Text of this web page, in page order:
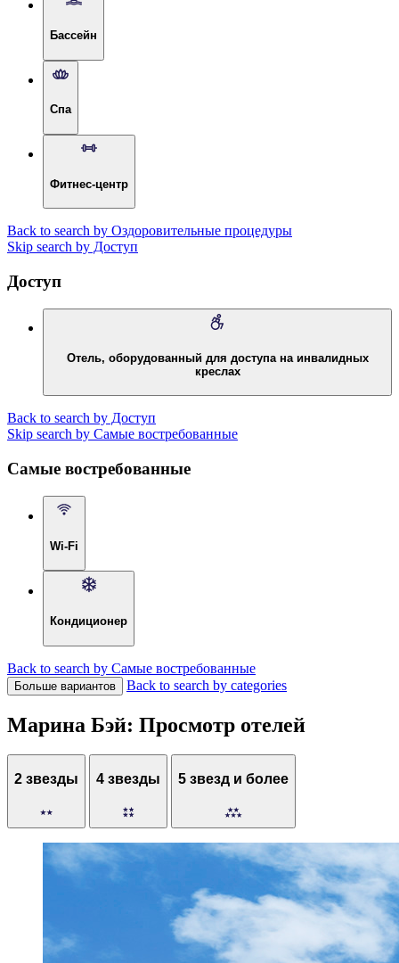
Бассейн
Спа
Фитнес-центр
Back to search by Оздоровительные процедуры
Skip search by Доступ
Доступ
Отель, оборудованный для доступа на инвалидных
креслах
Back to search by Доступ
Skip search by Самые востребованные
Самые востребованные
Wi-Fi
Кондиционер
Back to search by Самые востребованные
Больше вариантов Back to search by categories
Марина Бэй: Просмотр отелей
2 звезды 4 звезды 5 звезд и более